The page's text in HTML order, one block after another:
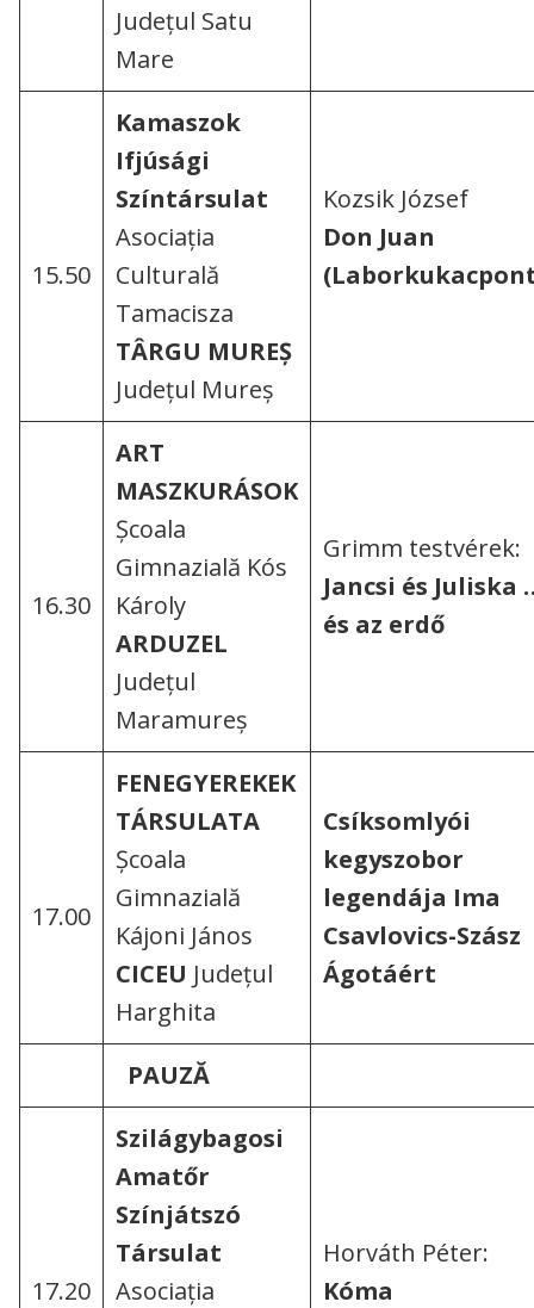
Județul Satu
Mare
15.50
Kamaszok
Ifjúsági
Színtársulat
Asociația
Culturală
Tamacisza
TÂRGU MUREȘ
Județul Mureș
Kozsik József
Don Juan
16.30
ART
MASZKURÁSOK
Școala
Gimnazială Kós
Károly
ARDUZEL
Județul
Maramureș
Grimm testvérek:
Jancsi és Juliska
és az erdő
17.00
FENEGYEREKEK
TÁRSULATA
Școala
Gimnazială
Kájoni János
CICEU Județul
Harghita
Csíksomlyói
kegyszobor
legendája Ima
Csavlovics-Szász
Ágotáért
PAUZĂ
17.20
Szilágybagosi
Amatőr
Színjátszó
Társulat
Asociația
Horváth Péter:
Kóma